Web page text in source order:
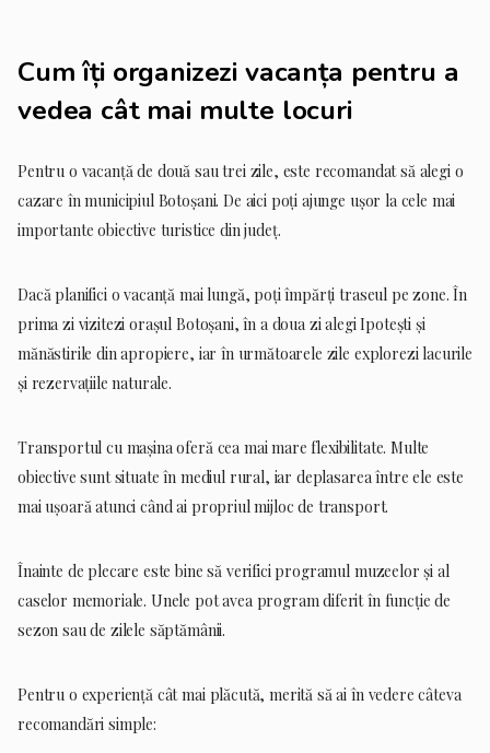
Cum îți organizezi vacanța pentru a
vedea cât mai multe locuri
Pentru o vacanță de două sau trei zile, este recomandat să alegi o
cazare în municipiul Botoșani. De aici poți ajunge ușor la cele mai
importante obiective turistice din județ.
Dacă planifici o vacanță mai lungă, poți împărți traseul pe zone. În
prima zi vizitezi orașul Botoșani, în a doua zi alegi Ipotești și
mănăstirile din apropiere, iar în următoarele zile explorezi lacurile
și rezervațiile naturale.
Transportul cu mașina oferă cea mai mare flexibilitate. Multe
obiective sunt situate în mediul rural, iar deplasarea între ele este
mai ușoară atunci când ai propriul mijloc de transport.
Înainte de plecare este bine să verifici programul muzeelor și al
caselor memoriale. Unele pot avea program diferit în funcție de
sezon sau de zilele săptămânii.
Pentru o experiență cât mai plăcută, merită să ai în vedere câteva
recomandări simple: